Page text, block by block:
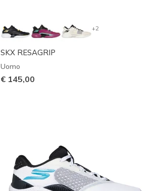
+2
SKX RESAGRIP
Uomo
€ 145,00